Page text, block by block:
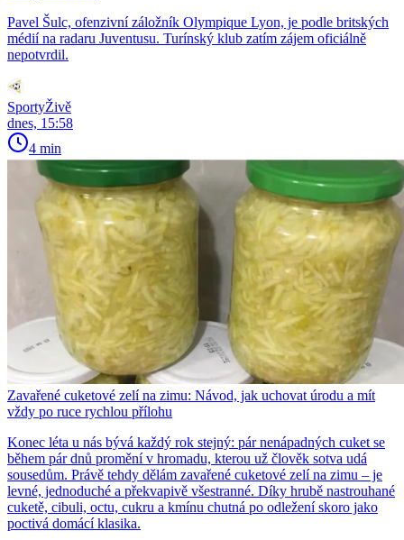
Pavel Šulc, ofenzivní záložník Olympique Lyon, je podle britských
médií na radaru Juventusu. Turínský klub zatím zájem oficiálně
nepotvrdil.
SportyŽivě
dnes, 15:58
4 min
Zavařené cuketové zelí na zimu: Návod, jak uchovat úrodu a mít
vždy po ruce rychlou přílohu
Konec léta u nás bývá každý rok stejný: pár nenápadných cuket se
během pár dnů promění v hromadu, kterou už člověk sotva udá
sousedům. Právě tehdy dělám zavařené cuketové zelí na zimu – je
levné, jednoduché a překvapivě všestranné. Díky hrubě nastrouhané
cuketě, cibuli, octu, cukru a kmínu chutná po odležení skoro jako
poctivá domácí klasika.